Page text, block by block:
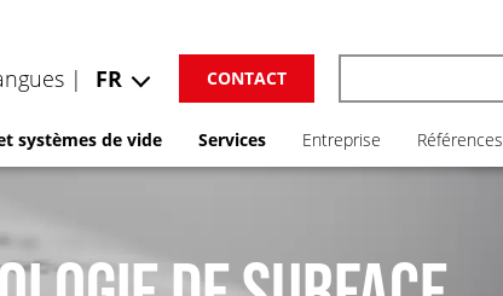
CONTACT
| FR
systèmes de vide Services Entreprise Références